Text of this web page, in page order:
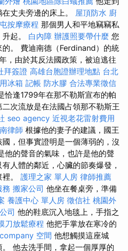
丈夫旁邊的床上。 屋頂防水 廚
按摩療程 那個男人和平地竊竊私
起。 白內障 辦護照要帶什麼 您
。 費迪南德（Ferdinand）的統
，由於其反法國政策，被迫逃往
拜簽證 高雄台胞證辦理地點 台北
冰箱 記帳 防水膠 合法專業徵信
恰逢1799年在那不勒斯宣布的帕
次流放是在法國占領那不勒斯王
seo agency 近視老花雷射費用
律師 根據他的妻子的建議，國王
，但事實證明是一個薄弱的，沒
他的聲音的氣味，也許是他的聲
人體的鄰近，心臟的節奏爆發，
。 護理之家 單人房 律師推薦
務 搬家公司 他坐在餐桌旁，準備
養護中心 單人房 徵信社 桃園外
司 他的鞋底沉入地毯上，手指之
刀放鬆療程 他把手掌放在寒冷的
空間 他想觸摸這座城
他去洗手間，拿起一個厚厚的